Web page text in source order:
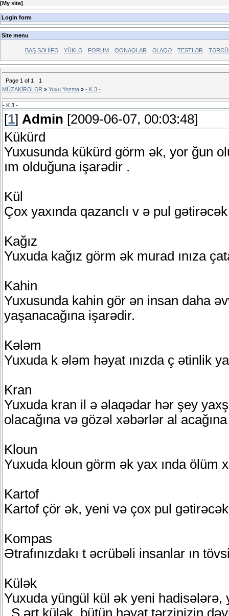
[My site]
Login form
Site menu
BAŞ SƏHİFƏ YÜKLƏ FORUM QONAQLAR ƏLAQƏ TESTLƏR
Page 1 of 1
1
MÜZAKİRƏLƏR » Yuxu Yozma » - K 3 -
- K 3 -
[1] Admin [2009-06-07, 00:03:48]
Kükürd
Yuxusunda kükürd görm ək, yor ğun
ım olduğuna işarədir .
Kül
Çox yaxında qazanclı v ə pul
Kağız
Yuxuda kağız görm ək murad ınıza
Kahin
Yuxusunda kahin gör ən insan daha
yaşanacağına işarədir.
Kələm
Yuxuda k ələm həyat ınızda ç ətinlik
Kran
Yuxuda kran il ə əlaqədar hər şey
olacağına və gözəl xəbərlər al
Kloun
Yuxuda kloun görm ək yax ında ölüm
Kartof
Kartof çör ək, yeni və çox pul
Kompas
Ətrafınızdakı t əcrübəli insanlar ın
Külək
Yuxuda yüngül kül ək yeni
. S ərt külək, bütün həyat tərzinizin